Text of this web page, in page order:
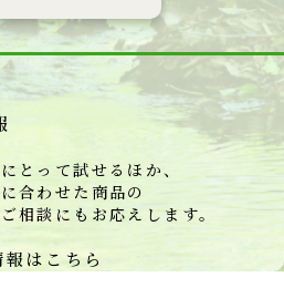
とって試せるほか、
合わせた商品の
相談にもお応えします。
はこちら